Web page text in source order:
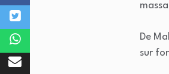
De
sur